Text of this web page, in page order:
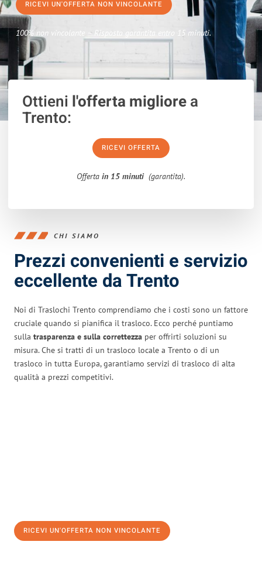
RICEVI UN'OFFERTA NON VINCOLANTE
100% non vincolante – Risposta garantita entro 15 minuti.
Ottieni l'offerta migliorea
Trento:
RICEVI OFFERTA
Offerta in 15 minuti (garantita).
CHI SIAMO
Prezzi convenienti e servizio
eccellente da Trento
Noi di Traslochi Trento comprendiamo che i costi sono un fattore
cruciale quando si pianifica il trasloco. Ecco perché puntiamo
sulla trasparenza e sulla correttezza per offrirti soluzioni su
misura. Che si tratti di un trasloco locale a Trento o di un
trasloco in tutta Europa, garantiamo servizi di trasloco di alta
qualità a prezzi competitivi.
RICEVI UN'OFFERTA NON VINCOLANTE